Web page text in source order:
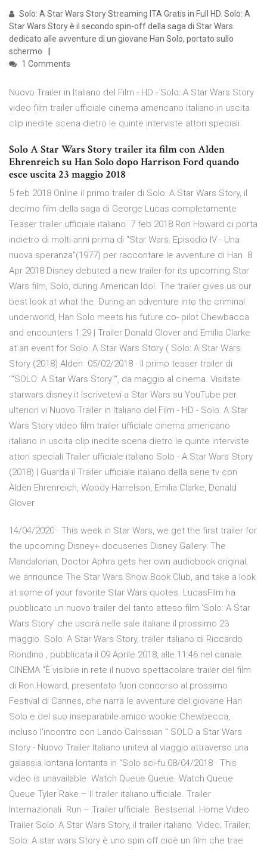
Solo: A Star Wars Story Streaming ITA Gratis in Full HD. Solo: A
Star Wars Story è il secondo spin-off della saga di Star Wars
dedicato alle avventure di un giovane Han Solo, portato sullo
schermo
1 Comments
Nuovo Trailer in Italiano del Film - HD - Solo: A Star Wars Story
video film trailer ufficiale cinema americano italiano in uscita
clip inedite scena dietro le quinte interviste attori speciali
Solo A Star Wars Story trailer ita film con Alden
Ehrenreich su Han Solo dopo Harrison Ford quando
esce uscita 23 maggio 2018
5 feb 2018 Online il primo trailer di Solo: A Star Wars Story, il
decimo film della saga di George Lucas completamente
Teaser trailer ufficiale italiano 7 feb 2018 Ron Howard ci porta
indietro di molti anni prima di "Star Wars: Episodio IV - Una
nuova speranza"(1977) per raccontare le avventure di Han 8
Apr 2018 Disney debuted a new trailer for its upcoming Star
Wars film, Solo, during American Idol. The trailer gives us our
best look at what the During an adventure into the criminal
underworld, Han Solo meets his future co- pilot Chewbacca
and encounters 1:29 | Trailer Donald Glover and Emilia Clarke
at an event for Solo: A Star Wars Story ( Solo: A Star Wars
Story (2018) Alden 05/02/2018 · Il primo teaser trailer di
""SOLO: A Star Wars Story"", da maggio al cinema. Visitate:
starwars.disney.it Iscrivetevi a Star Wars su YouTube per
ulteriori vi Nuovo Trailer in Italiano del Film - HD - Solo: A Star
Wars Story video film trailer ufficiale cinema americano
italiano in uscita clip inedite scena dietro le quinte interviste
attori speciali Trailer ufficiale italiano Solo - A Star Wars Story
(2018) | Guarda il Trailer ufficiale italiano della serie tv con
Alden Ehrenreich, Woody Harrelson, Emilia Clarke, Donald
Glover
14/04/2020 · This week in Star Wars, we get the first trailer for
the upcoming Disney+ docuseries Disney Gallery: The
Mandalorian, Doctor Aphra gets her own audiobook original,
we announce The Star Wars Show Book Club, and take a look
at some of your favorite Star Wars quotes. LucasFilm ha
pubblicato un nuovo trailer del tanto atteso film 'Solo: A Star
Wars Story' che uscirà nelle sale italiane il prossimo 23
maggio. Solo: A Star Wars Story, trailer italiano di Riccardo
Riondino , pubblicata il 09 Aprile 2018, alle 11:46 nel canale
CINEMA “È visibile in rete il nuovo spettacolare trailer del film
di Ron Howard, presentato fuori concorso al prossimo
Festival di Cannes, che narra le avventure del giovane Han
Solo e del suo inseparabile amico wookie Chewbecca,
incluso l'incontro con Lando Calrissian ” SOLO a Star Wars
Story - Nuovo Trailer Italiano unitevi al viaggio attraverso una
galassia lontana lontanta in “Solo sci-fu 08/04/2018 · This
video is unavailable. Watch Queue Queue. Watch Queue
Queue Tyler Rake – Il trailer italiano ufficiale. Trailer
Internazionali. Run – Trailer ufficiale. Bestserial. Home Video
Trailer Solo: A Star Wars Story, il trailer italiano. Video; Trailer;
Solo: A star wars Story è uno spin off cioè un film che trae